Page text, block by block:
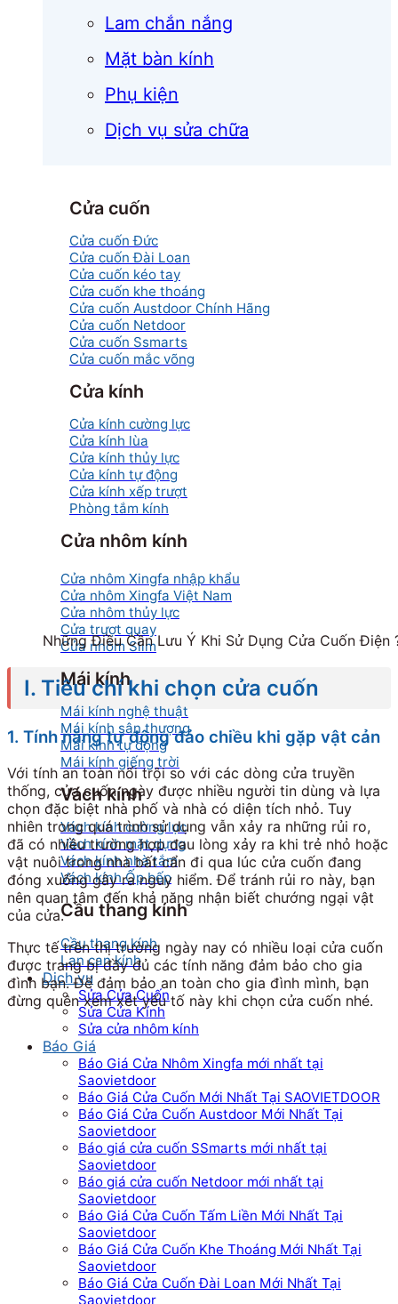
Lam chắn nắng
Mặt bàn kính
Phụ kiện
Dịch vụ sửa chữa
Cửa cuốn
Cửa cuốn Đức
Cửa cuốn Đài Loan
Cửa cuốn kéo tay
Cửa cuốn khe thoáng
Cửa cuốn Austdoor Chính Hãng
Cửa cuốn Netdoor
Cửa cuốn Ssmarts
Cửa cuốn mắc võng
Cửa kính
Cửa kính cường lực
Cửa kính lùa
Cửa kính thủy lực
Cửa kính tự động
Cửa kính xếp trượt
Phòng tắm kính
Cửa nhôm kính
Cửa nhôm Xingfa nhập khẩu
Cửa nhôm Xingfa Việt Nam
Cửa nhôm thủy lực
Cửa trượt quay
Cửa nhôm Slim
Mái kính
Mái kính nghệ thuật
Mái kính sân thượng
Mái kính tự động
Mái kính giếng trời
Vách kính
Vách kính cường lực
Vách kính mặt dựng
Vách kính nhà tắm
Vách kính Ốp bếp
Cầu thang kính
Cầu thang kính
Lan can kính
Dịch vụ
Sửa Cửa Cuốn
Sửa Cửa Kính
Sửa cửa nhôm kính
Báo Giá
Báo Giá Cửa Nhôm Xingfa mới nhất tại
Saovietdoor
Báo Giá Cửa Cuốn Mới Nhất Tại SAOVIETDOOR
Báo Giá Cửa Cuốn Austdoor Mới Nhất Tại
Saovietdoor
Báo giá cửa cuốn SSmarts mới nhất tại
Saovietdoor
Báo giá cửa cuốn Netdoor mới nhất tại
Saovietdoor
Báo Giá Cửa Cuốn Tấm Liền Mới Nhất Tại
Saovietdoor
Báo Giá Cửa Cuốn Khe Thoáng Mới Nhất Tại
Saovietdoor
Báo Giá Cửa Cuốn Đài Loan Mới Nhất Tại
Saovietdoor
Những Điều Cần Lưu Ý Khi Sử Dụng Cửa Cuốn Điện
I. Tiêu chí khi chọn cửa cuốn
1. Tính năng tự động đảo chiều khi gặp vật cản
Với tính an toàn nổi trội so với các dòng cửa truyền
thống, cửa cuốn ngày được nhiều người tin dùng và lựa
chọn đặc biệt nhà phố và nhà có diện tích nhỏ. Tuy
nhiên trong quá trình sử dụng vẫn xảy ra những rủi ro,
đã có nhiều trường hợp đau lòng xảy ra khi trẻ nhỏ hoặc
vật nuôi trong nhà bất cẩn đi qua lúc cửa cuốn đang
đóng xuống gây ra nguy hiểm. Để tránh rủi ro này, bạn
nên quan tâm đến khả năng nhận biết chướng ngại vật
của cửa.
Thực tế trên thị trường ngày nay có nhiều loại cửa cuốn
được trang bị đầy đủ các tính năng đảm bảo cho gia
đình bạn. Để đảm bảo an toàn cho gia đình mình, bạn
đừng quên xem xét yếu tố này khi chọn cửa cuốn nhé.